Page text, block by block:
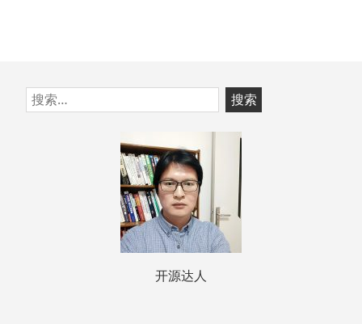
跳
至
搜
索：
开源达人